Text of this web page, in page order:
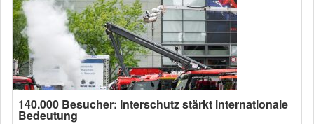
140.000 Besucher: Interschutz stärkt internationale
Bedeutung